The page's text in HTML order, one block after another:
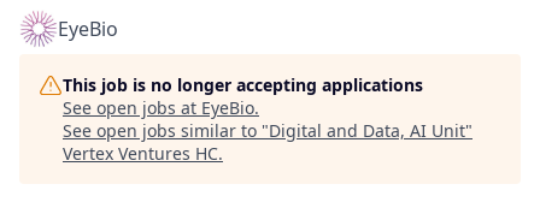
EyeBio
This job is no longer accepting applications
See open jobs at EyeBio.
See open jobs similar to "Digital and Data, AI Unit"
Vertex Ventures HC.